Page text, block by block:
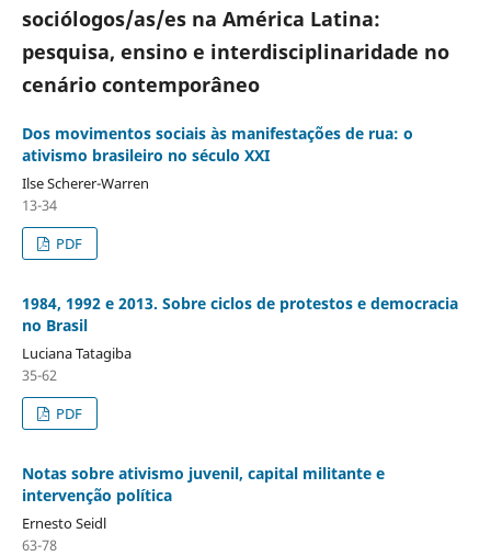
sociólogos/as/es na América Latina:
pesquisa, ensino e interdisciplinaridade no
cenário contemporâneo
Dos movimentos sociais às manifestações de rua: o
ativismo brasileiro no século XXI
Ilse Scherer-Warren
13-34
PDF
1984, 1992 e 2013. Sobre ciclos de protestos e democracia
no Brasil
Luciana Tatagiba
35-62
PDF
Notas sobre ativismo juvenil, capital militante e
intervenção política
Ernesto Seidl
63-78